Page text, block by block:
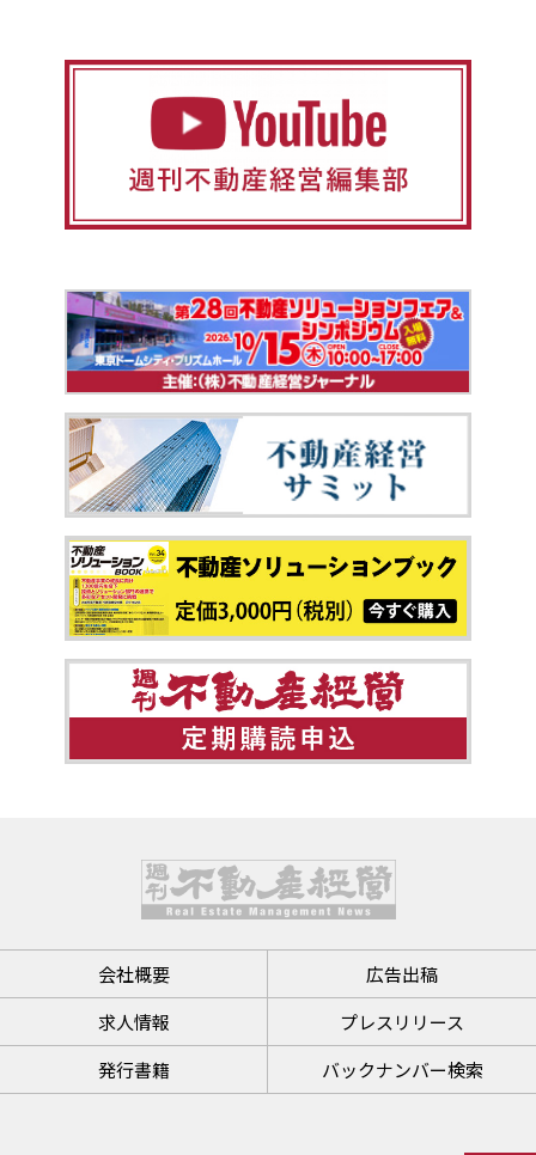
会社概要
広告出稿
求人情報
プレスリリース
発行書籍
バックナンバー検索